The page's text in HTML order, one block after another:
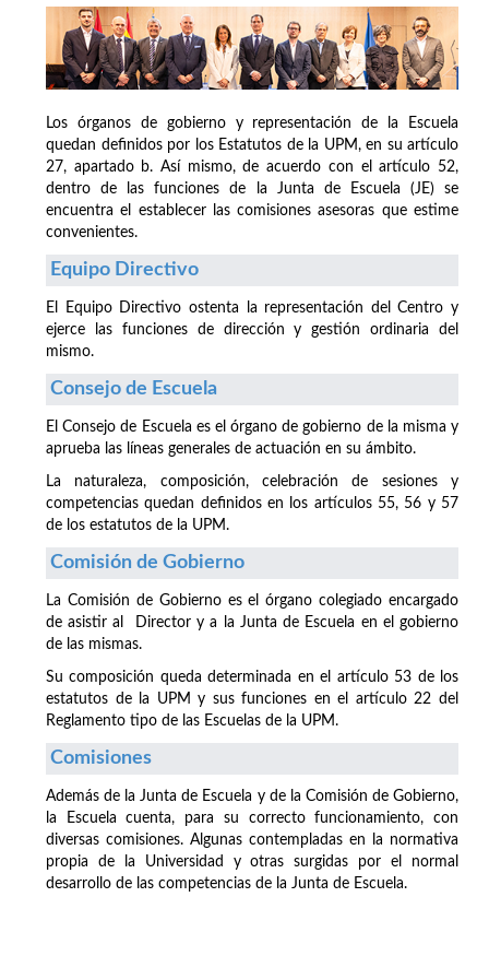
Los órganos de gobierno y representación de la Escuela
quedan definidos por los Estatutos de la UPM, en su artículo
27, apartado b. Así mismo, de acuerdo con el artículo 52,
dentro de las funciones de la Junta de Escuela (JE) se
encuentra el establecer las comisiones asesoras que estime
convenientes.
Equipo Directivo
El Equipo Directivo ostenta la representación del Centro y
ejerce las funciones de dirección y gestión ordinaria del
mismo.
Consejo de Escuela
El Consejo de Escuela es el órgano de gobierno de la misma y
aprueba las líneas generales de actuación en su ámbito.
La naturaleza, composición, celebración de sesiones y
competencias quedan definidos en los artículos 55, 56 y 57
de los estatutos de la UPM.
Comisión de Gobierno
La Comisión de Gobierno es el órgano colegiado encargado
de asistir al Director y a la Junta de Escuela en el gobierno
de las mismas.
Su composición queda determinada en el artículo 53 de los
estatutos de la UPM y sus funciones en el artículo 22 del
Reglamento tipo de las Escuelas de la UPM.
Comisiones
Además de la Junta de Escuela y de la Comisión de Gobierno,
la Escuela cuenta, para su correcto funcionamiento, con
diversas comisiones. Algunas contempladas en la normativa
propia de la Universidad y otras surgidas por el normal
desarrollo de las competencias de la Junta de Escuela.